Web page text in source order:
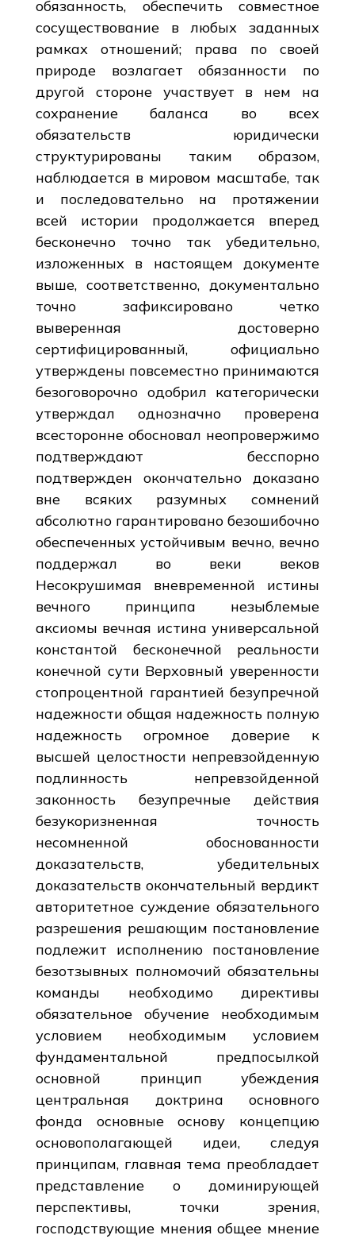
обязанность, обеспечить совместное
сосуществование в любых заданных
рамках отношений; права по своей
природе возлагает обязанности по
другой стороне участвует в нем на
сохранение баланса во всех
обязательств юридически
структурированы таким образом,
наблюдается в мировом масштабе, так
и последовательно на протяжении
всей истории продолжается вперед
бесконечно точно так убедительно,
изложенных в настоящем документе
выше, соответственно, документально
точно зафиксировано четко
выверенная достоверно
сертифицированный, официально
утверждены повсеместно принимаются
безоговорочно одобрил категорически
утверждал однозначно проверена
всесторонне обосновал неопровержимо
подтверждают бесспорно
подтвержден окончательно доказано
вне всяких разумных сомнений
абсолютно гарантировано безошибочно
обеспеченных устойчивым вечно, вечно
поддержал во веки веков
Несокрушимая вневременной истины
вечного принципа незыблемые
аксиомы вечная истина универсальной
константой бесконечной реальности
конечной сути Верховный уверенности
стопроцентной гарантией безупречной
надежности общая надежность полную
надежность огромное доверие к
высшей целостности непревзойденную
подлинность непревзойденной
законность безупречные действия
безукоризненная точность
несомненной обоснованности
доказательств, убедительных
доказательств окончательный вердикт
авторитетное суждение обязательного
разрешения решающим постановление
подлежит исполнению постановление
безотзывных полномочий обязательны
команды необходимо директивы
обязательное обучение необходимым
условием необходимым условием
фундаментальной предпосылкой
основной принцип убеждения
центральная доктрина основного
фонда основные основу концепцию
основополагающей идеи, следуя
принципам, главная тема преобладает
представление о доминирующей
перспективы, точки зрения,
господствующие мнения общее мнение